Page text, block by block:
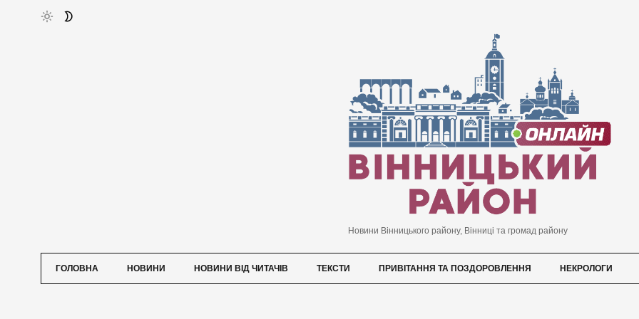
Новини Вінницького району, Вінниці та громад району
ГОЛОВНА НОВИНИ НОВИНИ ВІД ЧИТАЧІВ ТЕКСТИ ПРИВІТАННЯ ТА ПОЗДОРОВЛЕННЯ НЕКРОЛОГИ